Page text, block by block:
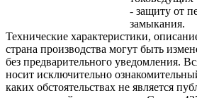
- защиту от
замыкания.
Технические характеристики,
страна производства могут быть
без предварительного уведомления.
носит исключительно
каких обстоятельствах не является